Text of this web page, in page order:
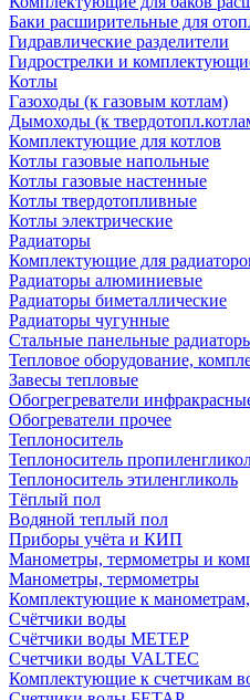
Баки расширительные для
Гидравлические разделители
Гидрострелки и
Котлы
Газоходы (к газовым котлам)
Дымоходы (к
Комплектующие для котлов
Котлы газовые напольные
Котлы газовые настенные
Котлы твердотопливные
Котлы электрические
Радиаторы
Комплектующие для
Радиаторы алюминиевые
Радиаторы биметаллические
Радиаторы чугунные
Стальные панельные
Тепловое оборудование,
Завесы тепловые
Обогрегреватели
Обогреватели прочее
Теплоноситель
Теплоноситель
Теплоноситель этиленгликоль
Тёплый пол
Водяной теплый пол
Приборы учёта и КИП
Манометры, термометры и
Манометры, термометры
Комплектующие к
Счётчики воды
Счётчики воды МЕТЕР
Счетчики воды VALTEC
Комплектующие к счетчикам